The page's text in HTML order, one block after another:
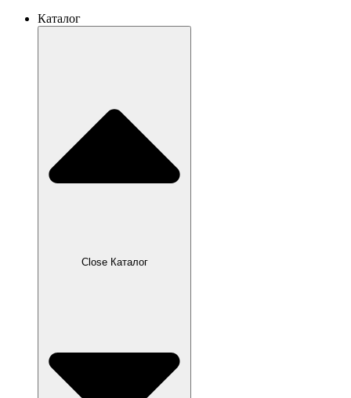
Каталог
Close Каталог